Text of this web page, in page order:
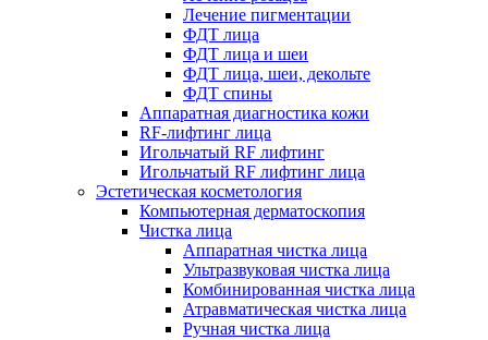
Лечение пигментации
ФДТ лица
ФДТ лица и шеи
ФДТ лица, шеи, декольте
ФДТ спины
Аппаратная диагностика кожи
RF-лифтинг лица
Игольчатый RF лифтинг
Игольчатый RF лифтинг лица
Эстетическая косметология
Компьютерная дерматоскопия
Чистка лица
Аппаратная чистка лица
Ультразвуковая чистка лица
Комбинированная чистка лица
Атравматическая чистка лица
Ручная чистка лица